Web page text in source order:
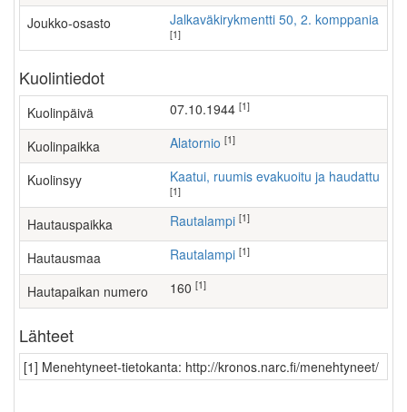
Joukko-osasto Jalkaväkirykmentti 50, 2. komppania
[1]
Kuolintiedot
Kuolinpäivä 07.10.1944 [1]
Kuolinpaikka Alatornio [1]
Kuolinsyy Kaatui, ruumis evakuoitu ja haudattu
[1]
Hautauspaikka Rautalampi [1]
Hautausmaa Rautalampi [1]
Hautapaikan numero 160 [1]
Lähteet
[1] Menehtyneet-tietokanta: http://kronos.narc.fi/menehtyneet/